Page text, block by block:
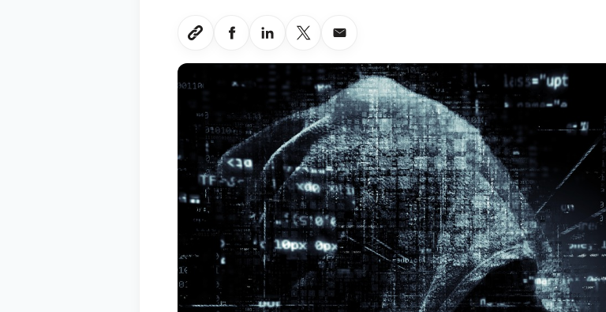
Link masolasa
Megosztas Facebookon
Megosztas LinkedInen
Megosztas X-en
Megosztas emailben